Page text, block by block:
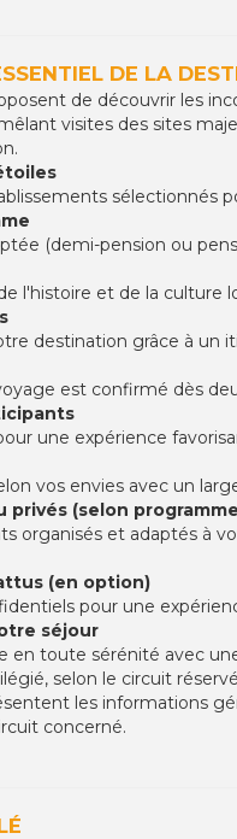
DE LA
de découvrir les
visites des sites
sélectionnés
(demi-pension ou
l'histoire et de la
destination grâce à un
est confirmé dès
une expérience
vos envies avec un
(selon
organisés et adaptés à
(en option)
pour une
séjour
en toute sérénité avec
selon le circuit réservé
les informations
concerné.